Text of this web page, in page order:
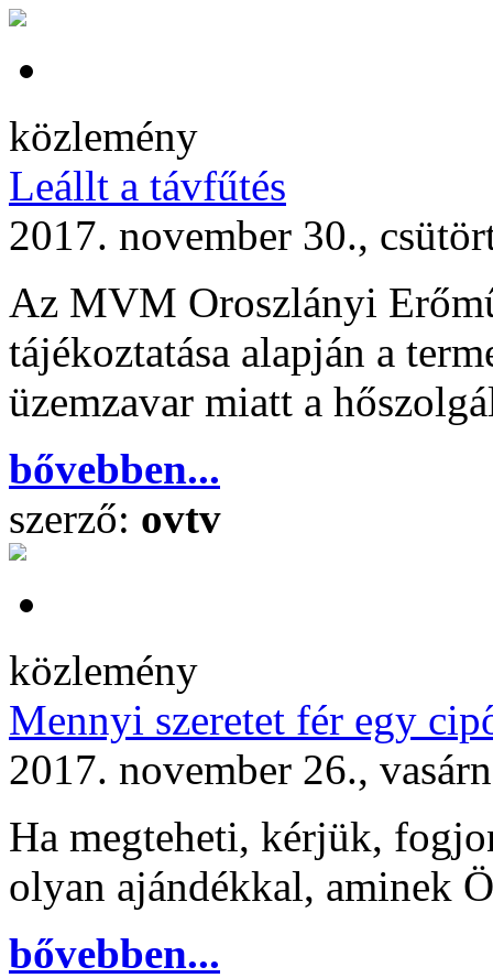
közlemény
Leállt a távfűtés
2017. november 30.,
Az MVM Oroszlányi
tájékoztatása alapján a
üzemzavar miatt a
bővebben...
szerző: ovtv
közlemény
Mennyi szeretet fér egy
2017. november 26.,
Ha megteheti, kérjük,
olyan ajándékkal, aminek
bővebben...